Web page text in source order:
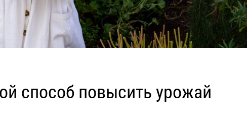
способ повысить урожай